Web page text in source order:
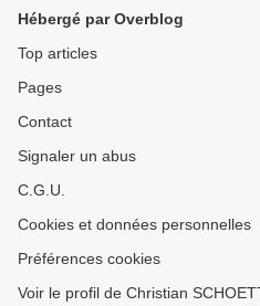
Hébergé par Overblog
Top articles
Pages
Contact
Signaler un abus
C.G.U.
Cookies et données personnelles
Préférences cookies
Voir le profil de Christian